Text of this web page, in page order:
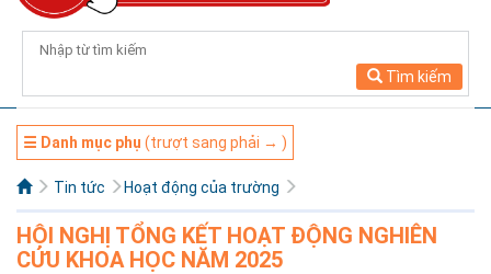
Tìm kiếm
☰ Danh mục phụ (trượt sang phải → )
Tin tức Hoạt động của trường
HỘI NGHỊ TỔNG KẾT HOẠT ĐỘNG NGHIÊN
CỨU KHOA HỌC NĂM 2025